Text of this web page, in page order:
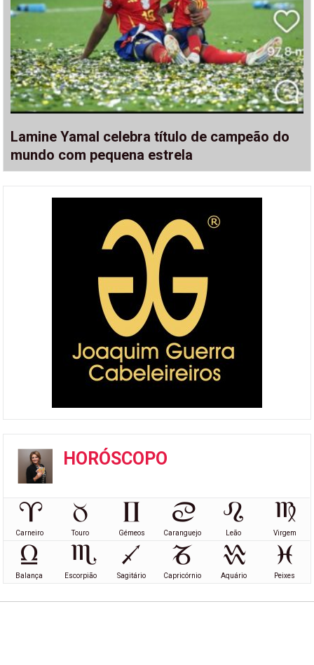
Lamine Yamal celebra título de campeão do
mundo com pequena estrela
HORÓSCOPO
Carneiro Touro Gémeos Caranguejo Leão Virgem
Balança Escorpião Sagitário Capricórnio Aquário Peixes